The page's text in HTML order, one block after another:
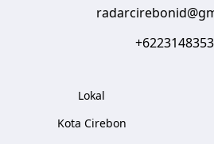
Lokal
Kota Cirebon